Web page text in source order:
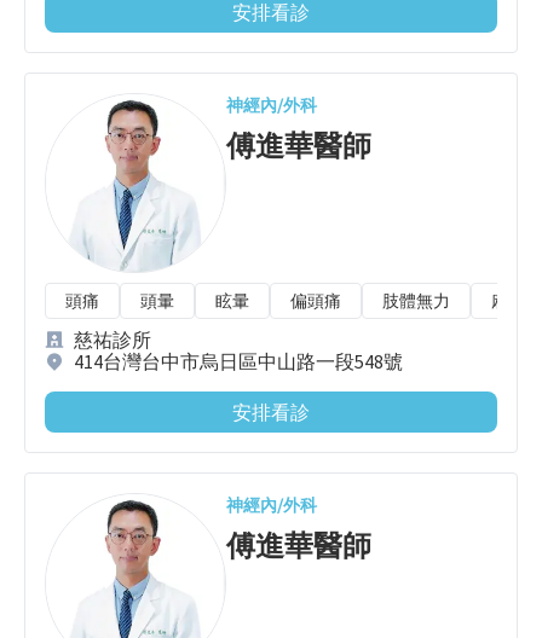
安排看診
神經內/外科
傅進華醫師
頭痛 頭暈 眩暈 偏頭痛 肢體無力 麻木/
慈祐診所
414台灣台中市烏日區中山路一段548號
安排看診
神經內/外科
傅進華醫師